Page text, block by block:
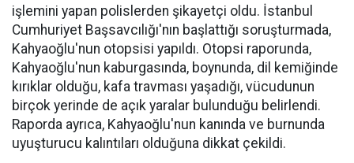
işlemini yapan polislerden şikayetçi oldu. İstanbul
Cumhuriyet Başsavcılığı'nın başlattığı soruşturmada,
Kahyaoğlu'nun otopsisi yapıldı. Otopsi raporunda,
Kahyaoğlu'nun kaburgasında, boynunda, dil kemiğinde
kırıklar olduğu, kafa travması yaşadığı, vücudunun
birçok yerinde de açık yaralar bulunduğu belirlendi.
Raporda ayrıca, Kahyaoğlu'nun kanında ve burnunda
uyuşturucu kalıntıları olduğuna dikkat çekildi.